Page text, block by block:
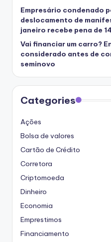
Empresário condenado
deslocamento de
janeiro recebe pena de
Vai financiar um carro?
considerado antes de
seminovo
Categories
Ações
Bolsa de valores
Cartão de Crédito
Corretora
Criptomoeda
Dinheiro
Economia
Emprestimos
Financiamento